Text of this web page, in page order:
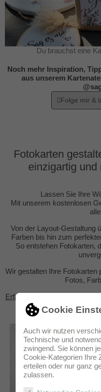
Cookie
Auch wir nutzen
Technische und
zwingend. Sie können
Cookie-Kategorien Ihre
erteilen oder nur ganz
zulassen.
Du brauchst eine
Noch mehr Inspiration,
aus unserem
Folge mir &
Fotokarten
einzigartig und
Lassen Sie Ihre
Mit unserem kostenlosen
Von der Layout-Gestaltung
Farben bis hin zum
So entstehen Fotokarten,
Wir gestalten Ihre Fotokarten
Fotos,
Erfahren Sie mehr über